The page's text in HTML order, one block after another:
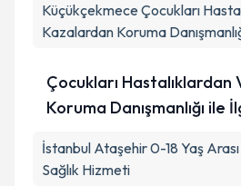
Küçükçekmece Çocukları
Kazalardan Koruma
Çocukları Hastalıklardan
Koruma Danışmanlığı ile
İstanbul Ataşehir 0-18 Yaş
Sağlık Hizmeti